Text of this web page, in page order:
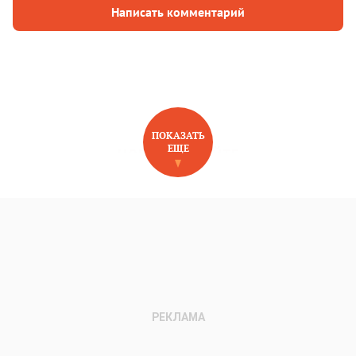
Написать комментарий
НОВОЕ НА САЙТЕ
ПОКАЗАТЬ
ЕЩЕ